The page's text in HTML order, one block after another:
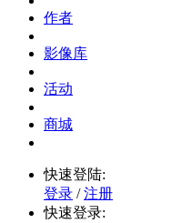
作者
影像库
活动
商城
快速登陆:
登录 / 注册
快速登录: